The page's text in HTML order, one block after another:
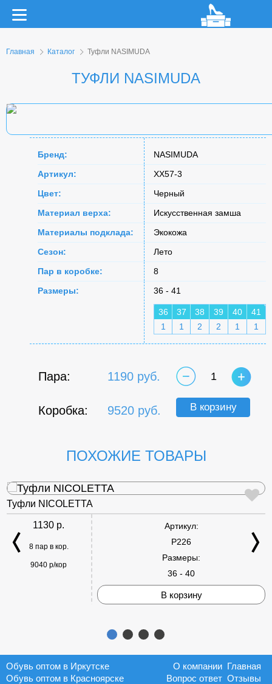
Главная Каталог Туфли NASIMUDA
ТУФЛИ NASIMUDA
Бренд:
NASIMUDA
Артикул:
XX57-3
Цвет:
Черный
Материал верха:
Искусственная замша
Материалы подклада:
Экокожа
Сезон:
Лето
Пар в коробке:
8
Размеры:
36 - 41
36 37 38 39 40
41
1
1 2 2 1 1
Пара: 1190 руб.
Коробка: 9520 руб.
1
В корзину
ПОХОЖИЕ ТОВАРЫ
Туфли NICOLETTA
1130 р.
8 пар в кор.
9040 р/кор
Артикул:
P226
Размеры:
36 - 40
В корзину
Обувь оптом в Иркутске
Обувь оптом в Красноярске
Главная
О компании
Отзывы
Вопрос ответ